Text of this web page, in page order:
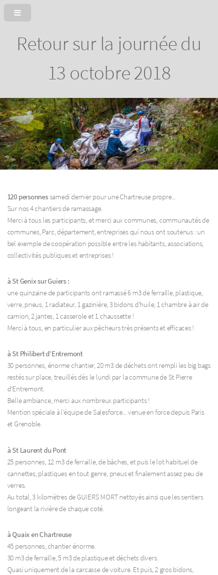
Retour sur la journée du
13 octobre 2018
120 personnessamedi dernier pour une Chartreuse propre...
Sur nos 4 chantiers de ramassage.
Merci à tous les participants, et merci aux communes, communautés de
communes, Parc, département, entreprises qui nous ont soutenus : un
bel exemple de coopération possible entre les habitants, associations,
collectivités publiques et entreprises !
à St Genix sur Guiers :
une quinzaine de participants ont ramassé 6 m3 de ferraille, plastique,
verre, pneus, 1 radiateur, 1 gazinière, 3 bidons d’huile, 1 chambre à air de
camion, 2 jantes, 1 casserole et 1 chaussette !
Merci à tous, en particulier aux pêcheurs très présents et efficaces !
à St Philibert d’Entremont
30 personnes, énorme chantier, 20 m3 de déchets ont rempli les big bags
restés sur place, treuillés dès le lundi par la commune de St Pierre
d’Entremont.
Belle ambiance, merci aux nombreux participants !
Mention spéciale à l’équipe de Salesforce... venue en force depuis Paris
et Grenoble.
à St Laurent du Pont
25 personnes, 12 m3 de ferraille, de bâches, et puis le lot habituel de
cannettes, plastiques en tout genre, pneus et finalement assez peu de
verres.
Au total, 3 kilomètres de GUIERS MORT nettoyés ainsi que les sentiers
longeant la rivière de chaque coté.
à Quaix en Chartreuse
45 personnes, chantier énorme.
30 m3 de ferraille, 5 m3 de plastique et déchets divers.
Quasi uniquement de la carcasse de voiture. Et puis, 2 gros bidons,